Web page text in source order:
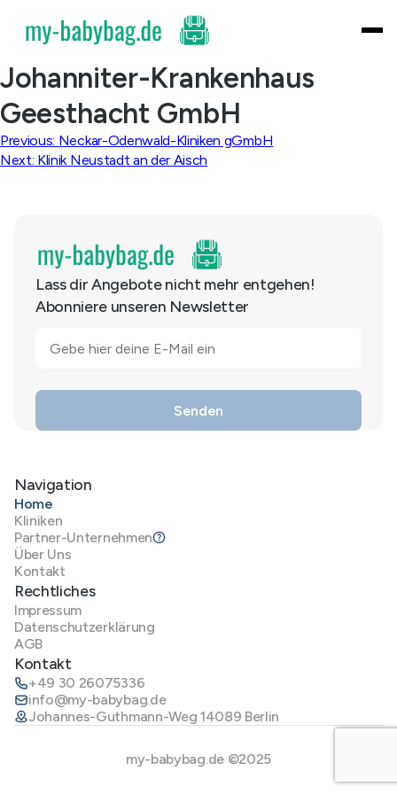
content
Johanniter-Krankenhaus
Geesthacht GmbH
Beitragsnavigation
Previous: Neckar-Odenwald-Kliniken gGmbH
Next: Klinik Neustadt an der Aisch
Lass dir Angebote nicht mehr entgehen!
Abonniere unseren Newsletter
Navigation
Home
Kliniken
Partner-Unternehmen
Über Uns
Kontakt
Rechtliches
Impressum
Datenschutzerklärung
AGB
Kontakt
+49 30 26075336
info@my-babybag.de
Johannes-Guthmann-Weg 14089 Berlin
my-babybag.de ©2025